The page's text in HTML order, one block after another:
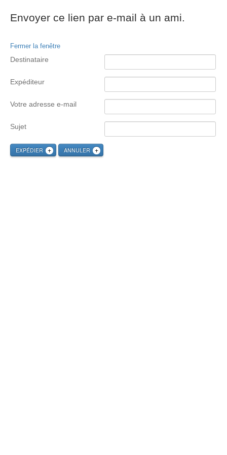
Envoyer ce lien par e-mail à un ami.
Fermer la fenêtre
Destinataire
Expéditeur
Votre adresse e-mail
Sujet
EXPÉDIER ANNULER